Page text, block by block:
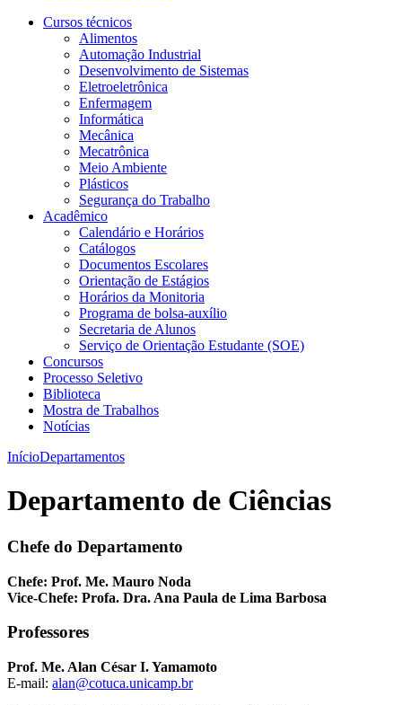
Cursos técnicos
Alimentos
Automação Industrial
Desenvolvimento de Sistemas
Eletroeletrônica
Enfermagem
Informática
Mecânica
Mecatrônica
Meio Ambiente
Plásticos
Segurança do Trabalho
Acadêmico
Calendário e Horários
Catálogos
Documentos Escolares
Orientação de Estágios
Horários da Monitoria
Programa de bolsa-auxílio
Secretaria de Alunos
Serviço de Orientação Estudante (SOE)
Concursos
Processo Seletivo
Biblioteca
Mostra de Trabalhos
Notícias
InícioDepartamentos
Departamento de Ciências
Chefe do Departamento
Chefe: Prof. Me. Mauro Noda
Vice-Chefe: Profa. Dra. Ana Paula de Lima Barbosa
Professores
Prof. Me. Alan César I. Yamamoto
E-mail: alan@cotuca.unicamp.br